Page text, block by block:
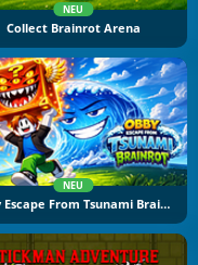
NEU
Collect Brainrot Arena
NEU
Obby Escape From Tsunami Brainrot